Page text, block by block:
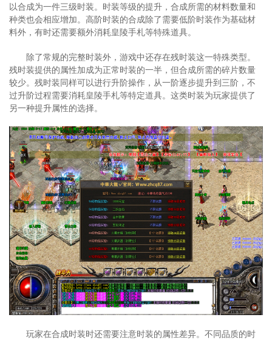
以合成为一件三级时装。时装等级的提升，合成所需的材料数量和
种类也会相应增加。高阶时装的合成除了需要低阶时装作为基础材
料外，有时还需要额外消耗皇陵手札等特殊道具。
除了常规的完整时装外，游戏中还存在残时装这一特殊类型。
残时装提供的属性加成为正常时装的一半，但合成所需的碎片数量
较少。残时装同样可以进行升阶操作，从一阶逐步提升到三阶，不
过升阶过程需要消耗皇陵手札等特定道具。这类时装为玩家提供了
另一种提升属性的选择。
玩家在合成时装时还需要注意时装的属性差异。不同品质的时